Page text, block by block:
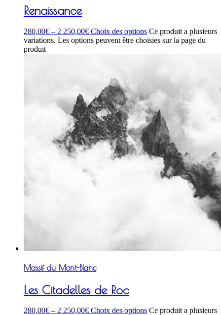
Renaissance
280,00€ – 2 250,00€ Choix des options Ce produit a plusieurs
variations. Les options peuvent être choisies sur la page du
produit
Massif du Mont-Blanc
Les Citadelles de Roc
280,00€ – 2 250,00€ Choix des options Ce produit a plusieurs